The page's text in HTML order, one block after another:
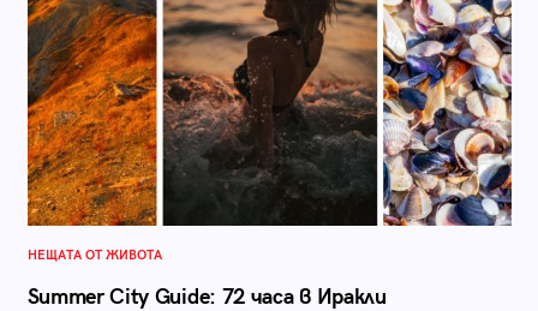
НЕЩАТА ОТ ЖИВОТА
Summer City Guide: 72 часа в Иракли